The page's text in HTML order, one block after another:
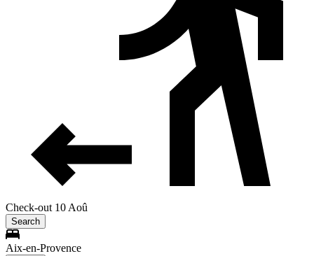
Check-out 10 Aoû
Search
Aix-en-Provence